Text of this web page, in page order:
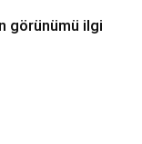
görünümü ilgi